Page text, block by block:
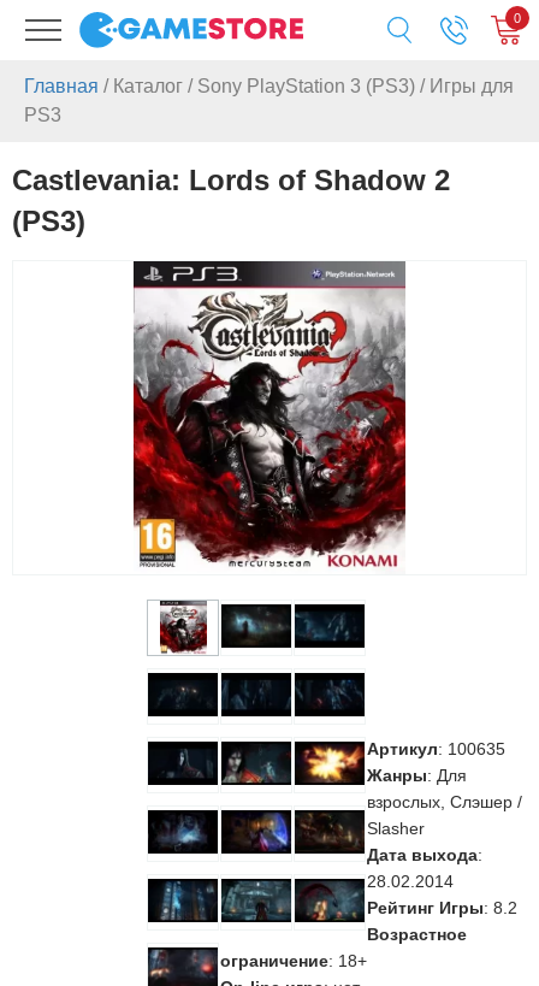
0
Главная / Каталог / Sony PlayStation 3 (PS3) / Игры для
PS3
Castlevania: Lords of Shadow 2
(PS3)
Артикул: 100635
Жанры: Для
взрослых, Слэшер /
Slasher
Дата выхода:
28.02.2014
Рейтинг Игры: 8.2
Возрастное
ограничение: 18+